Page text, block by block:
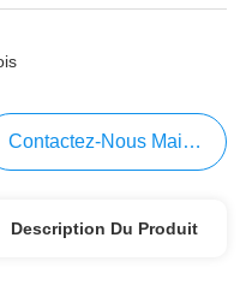
Contactez-Nous Maintenant
Description Du Produit